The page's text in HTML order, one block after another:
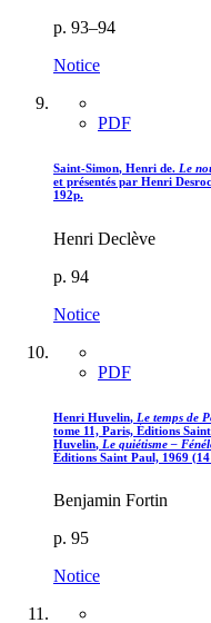
p. 93–94
Notice
PDF
Saint-Simon, Henri de. Le
et présentés par Henri
192p.
Henri Declève
p. 94
Notice
PDF
Henri Huvelin, Le temps de
tome 11, Paris, Éditions
Huvelin, Le quiétisme –
Éditions Saint Paul, 1969
Benjamin Fortin
p. 95
Notice